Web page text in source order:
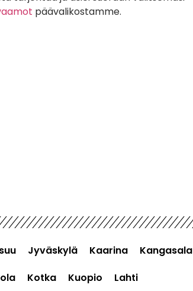
päävalikostamme.
Jyväskylä Kaarina
Kangasala
Kotka Kuopio Lahti